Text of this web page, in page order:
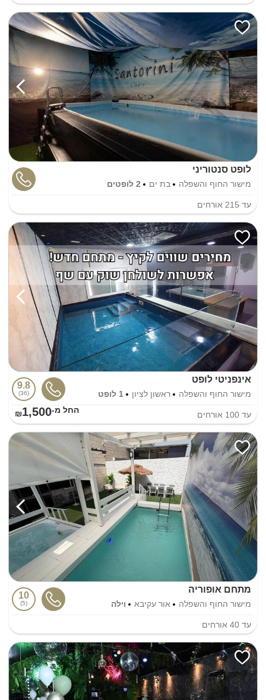
לופט סנטוריני
מישור החוף והשפלה בת ים 2 לופטים
עד 215 אורחים
אינפניטי לופט
מישור החוף והשפלה ראשון לציון 1 לופט
9.8
36
עד 100 אורחים החל מ-₪1,500
מתחם אופוריה
מישור החוף והשפלה אור עקיבא וילה
10
5
עד 40 אורחים